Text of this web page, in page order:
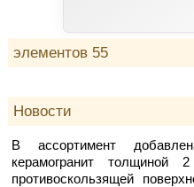
элементов 55
Новости
В ассортимент
керамогранит толщиной
противоскользящей